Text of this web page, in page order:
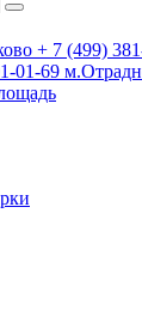
+ 7 (499)
01-69